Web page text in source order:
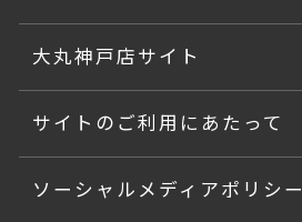
大丸神戸店サイト
サイトのご利用にあたって
ソーシャルメディアポリシー